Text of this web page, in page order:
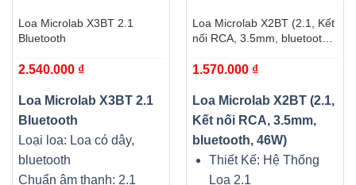
Loa Microlab X3BT 2.1
Bluetooth
2.540.000 ₫
Loa Microlab X3BT 2.1
Bluetooth
Loại loa: Loa có dây,
bluetooth
Chuẩn âm thanh: 2.1
Loa Microlab X2BT (2.1, Kết
nối RCA, 3.5mm, bluetooth,
1.570.000 ₫
Loa Microlab X2BT (2.1,
Kết nối RCA, 3.5mm,
bluetooth, 46W)
Thiết Kế: Hệ Thống
Loa 2.1